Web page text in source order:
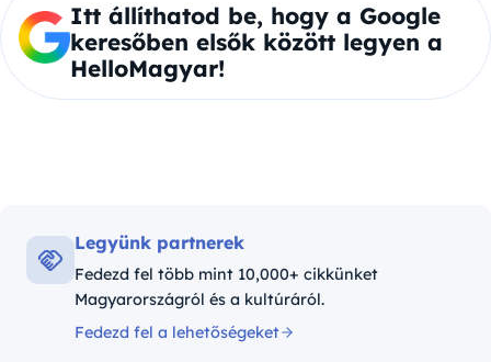
Itt állíthatod be, hogy a Google
keresőben elsők között legyen a
HelloMagyar!
Legyünk partnerek
Fedezd fel több mint 10,000+ cikkünket
Magyarországról és a kultúráról.
Fedezd fel a lehetőségeket